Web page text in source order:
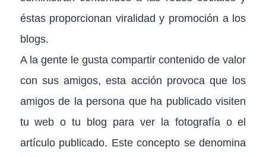
éstas proporcionan viralidad y promoción a los
blogs.
A la gente le gusta compartir contenido de valor
con sus amigos, esta acción provoca que los
amigos de la persona que ha publicado visiten
tu web o tu blog para ver la fotografía o el
artículo publicado. Este concepto se denomina